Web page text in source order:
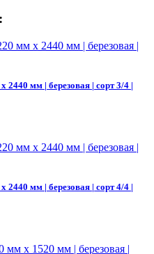
мм | березовая | сорт 3/4 |
мм | березовая | сорт 4/4 |